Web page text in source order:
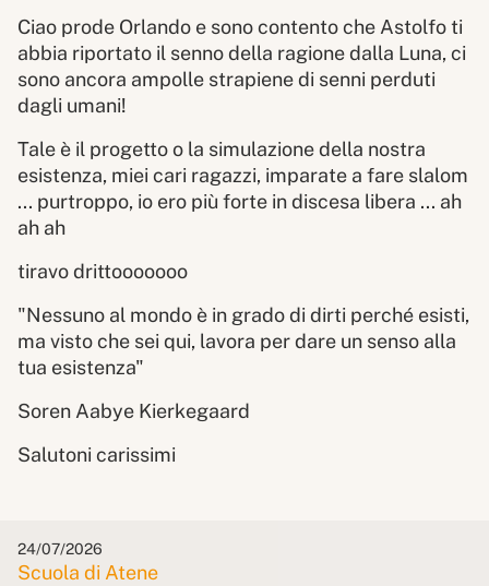
Ciao prode Orlando e sono contento che Astolfo ti
abbia riportato il senno della ragione dalla Luna, ci
sono ancora ampolle strapiene di senni perduti
dagli umani!
Tale è il progetto o la simulazione della nostra
esistenza, miei cari ragazzi, imparate a fare slalom
... purtroppo, io ero più forte in discesa libera ... ah
ah ah
tiravo drittooooooo
"Nessuno al mondo è in grado di dirti perché esisti,
ma visto che sei qui, lavora per dare un senso alla
tua esistenza"
Soren Aabye Kierkegaard
Salutoni carissimi
24/07/2026
Scuola di Atene